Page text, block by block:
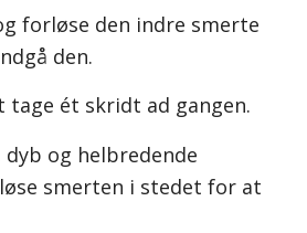
forløse den indre smerte
den.
tage ét skridt ad gangen.
dyb og helbredende
smerten i stedet for at